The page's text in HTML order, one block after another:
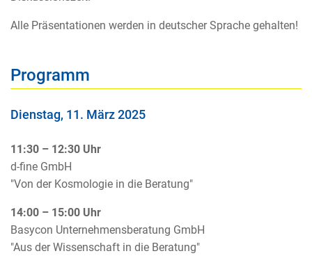
Alle Präsentationen werden in deutscher Sprache gehalten!
Programm
Dienstag, 11. März 2025
11:30 – 12:30 Uhr
d-fine GmbH
"Von der Kosmologie in die Beratung"
14:00 – 15:00 Uhr
Basycon Unternehmensberatung GmbH
"Aus der Wissenschaft in die Beratung"